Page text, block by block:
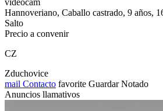
Hannoveriano, Caballo castrado, 9 años,
Salto
Precio a convenir
CZ
Zduchovice
mail Contacto favorite Guardar Notado
Anuncios llamativos